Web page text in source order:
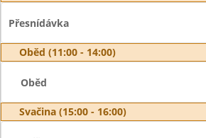
Přesnídávka
Oběd (11:00 - 14:00)
Oběd
Svačina (15:00 - 16:00)